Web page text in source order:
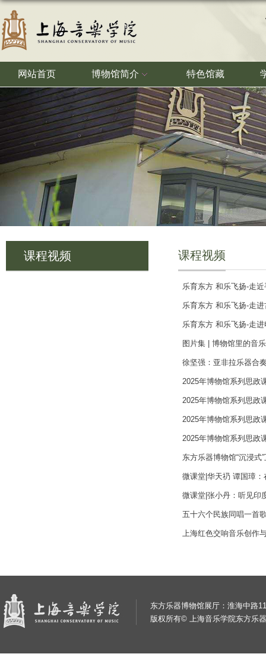
网站首页 博物馆简介 特色馆藏
课程视频 课程视频
乐育东方 和乐飞扬-走
乐育东方 和乐飞扬-走
乐育东方 和乐飞扬-走
图片集 | 博物馆里的音
徐坚强：亚非拉乐器合
2025年博物馆系列思政
2025年博物馆系列思政
2025年博物馆系列思政
2025年博物馆系列思政
东方乐器博物馆“沉浸式
微课堂|华天礽 谭国璋
微课堂|张小丹：听见印
五十六个民族同唱一首
上海红色交响音乐创作
东方乐器博物馆展厅：淮海中路
版权所有© 上海音乐学院东方乐